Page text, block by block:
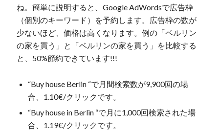
ね。簡単に説明すると、Google AdWordsで広告枠
（個別のキーワード）を予約します。広告枠の数が
少ないほど、価格は高くなります。例の「ベルリン
の家を買う」と「ベルリンの家を買う」を比較する
と、50%節約できています!!!
“Buy house Berlin “で月間検索数が9,900回の場
合、1.10€/クリックです。
“Buy house in Berlin “で月に1,000回検索された場
合、1.19€/クリックです。